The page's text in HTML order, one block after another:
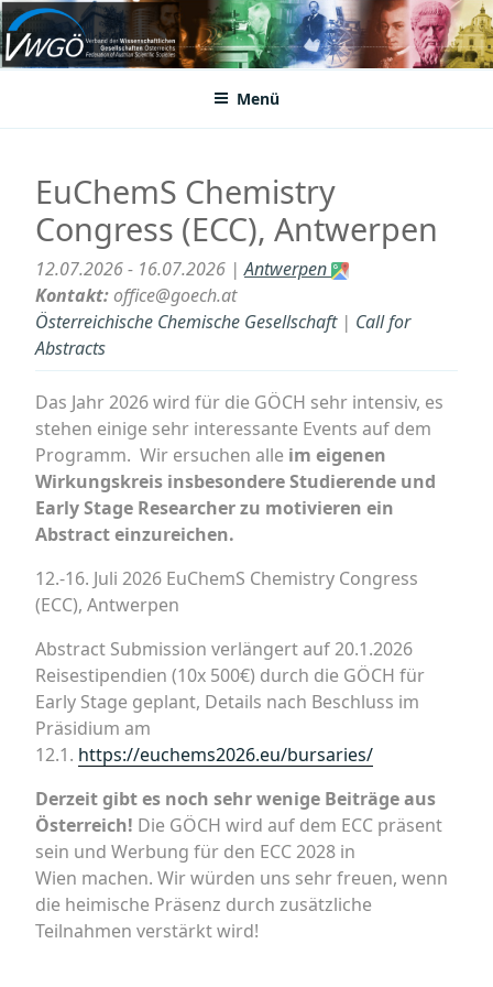
Zum
Inhalt
springenVWGÖ
Federation of Austrian Scientific Societies
Menü
EuChemS Chemistry
Congress (ECC), Antwerpen
12.07.2026 - 16.07.2026 |Antwerpen
Kontakt:office@goech.at
Österreichische Chemische Gesellschaft| Call for
Abstracts
Das Jahr 2026 wird für die GÖCH sehr intensiv, es
stehen einige sehr interessante Events auf dem
Programm. Wir ersuchen alle im eigenen
Wirkungskreis insbesondere Studierende und
Early Stage Researcher zu motivieren ein
Abstract einzureichen.
12.-16. Juli 2026 EuChemS Chemistry Congress
(ECC), Antwerpen
Abstract Submission verlängert auf 20.1.2026
Reisestipendien (10x 500€) durch die GÖCH für
Early Stage geplant, Details nach Beschluss im
Präsidium am
12.1. https://euchems2026.eu/bursaries/
Derzeit gibt es noch sehr wenige Beiträge aus
Österreich! Die GÖCH wird auf dem ECC präsent
sein und Werbung für den ECC 2028 in
Wien machen. Wir würden uns sehr freuen, wenn
die heimische Präsenz durch zusätzliche
Teilnahmen verstärkt wird!